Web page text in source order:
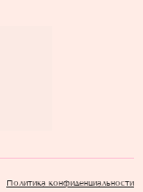
Политика конфиденциальности